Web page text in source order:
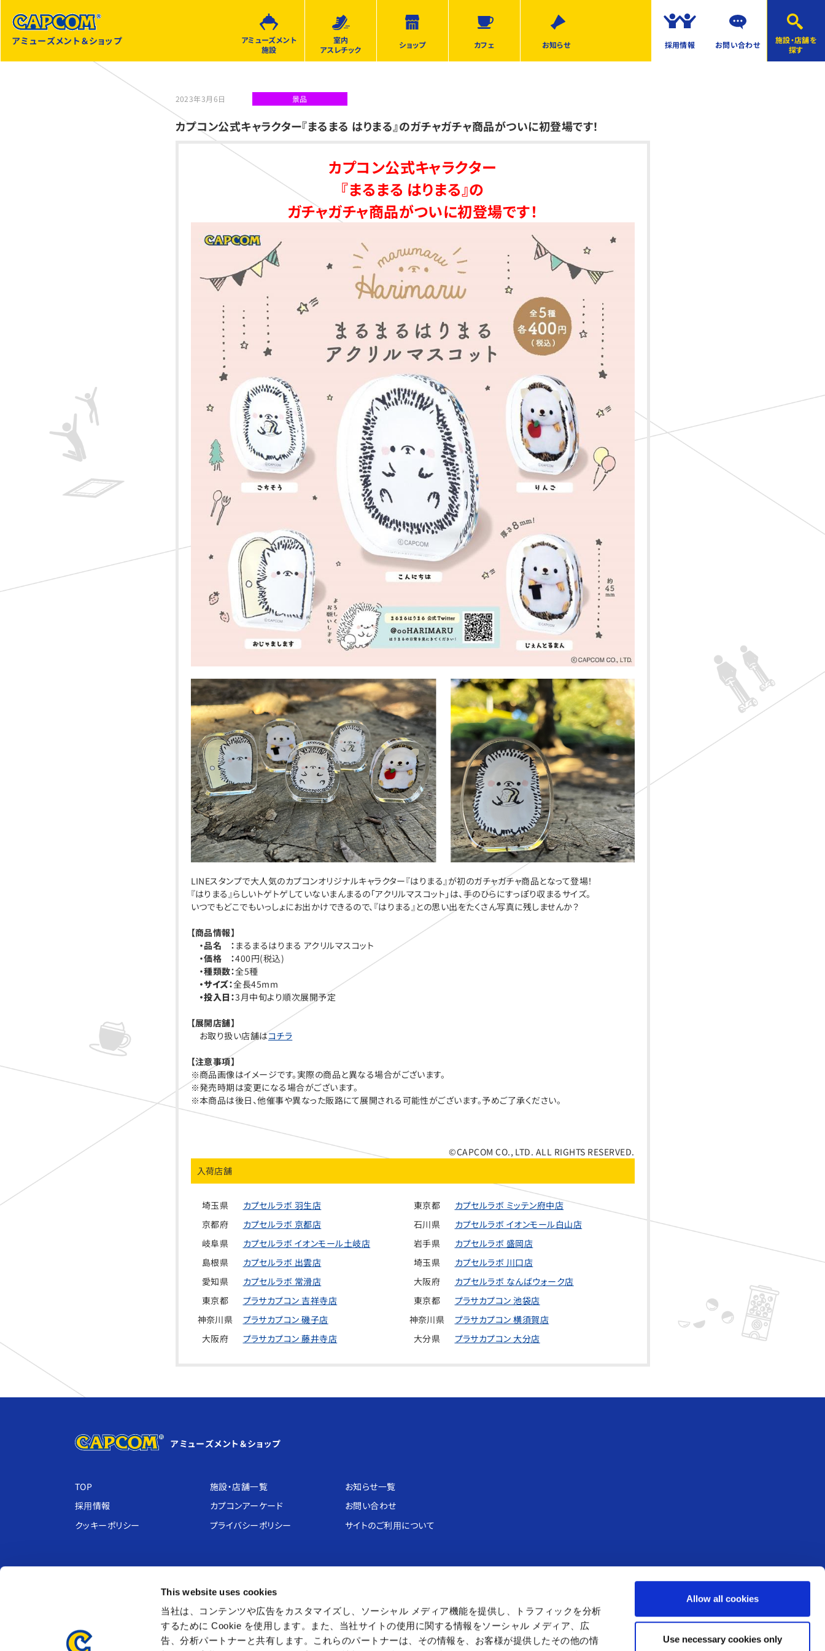
This website uses cookies
当社は、コンテンツや広告をカスタマイズし、ソーシャル メディア機能を提供し、トラフィックを分析
するために Cookie を使用します。また、当社サイトの使用に関する情報をソーシャル メディア、広
告、分析パートナーと共有します。これらのパートナーは、その情報を、お客様が提供したその他の情
Allow all cookies
Use necessary cookies only
アミューズメント＆ショップ
施設・店舗を
探す
アミューズメント
施設
室内
アスレチック
ショップ カフェ お知らせ 採用情報 お問い合わせ
2023年3月6日 景品
カプコン公式キャラクター『まるまる はりまる』のガチャガチャ商品がついに初登場です！
カプコン公式キャラクター
『まるまる はりまる』の
ガチャガチャ商品がついに初登場です！
LINEスタンプで大人気のカプコンオリジナルキャラクター『はりまる』が初のガチャガチャ商品となって登場！
『はりまる』らしいトゲトゲしていないまんまるの「アクリルマスコット」は、手のひらにすっぽり収まるサイズ。
いつでもどこでもいっしょにお出かけできるので、『はりまる』との思い出をたくさん写真に残しませんか？
【商品情報】
・品名 ： まるまるはりまる アクリルマスコット
・価格 ：400円(税込)
・種類数：全5種
・サイズ：全長45mm
・投入日：3月中旬より順次展開予定
【展開店舗】
お取り扱い店舗はコチラ
【注意事項】
※商品画像はイメージです。実際の商品と異なる場合がございます。
※発売時期は変更になる場合がございます。
※本商品は後日、他催事や異なった販路にて展開される可能性がございます。予めご了承ください。
©CAPCOM CO., LTD. ALL RIGHTS RESERVED.
入荷店舗
埼玉県 カプセルラボ 羽生店 東京都
カプセルラボ ミッテン府中店
京都府
カプセルラボ 京都店 石川県
カプセルラボ イオンモール白山店
岐阜県
カプセルラボ イオンモール土岐店 岩手県
カプセルラボ 盛岡店
島根県
カプセルラボ 出雲店 埼玉県
カプセルラボ 川口店
愛知県
カプセルラボ 常滑店 大阪府
カプセルラボ なんばウォーク店
東京都
プラサカプコン 吉祥寺店 東京都
プラサカプコン 池袋店
神奈川県
プラサカプコン 磯子店 神奈川県
プラサカプコン 横須賀店
大阪府
プラサカプコン 藤井寺店 大分県 プラサカプコン 大分店
アミューズメント＆ショップ
TOP 施設・店舗⼀覧
お知らせ⼀覧
採⽤情報
カプコンアーケード
お問い合わせ
クッキーポリシー
プライバシーポリシー サイトのご利⽤について
CAPCOMIX
あそび王国ぴぃかぁぶぅ
Kids BANeT
キャラカプ
カプセルラボ
お知らせ
からのお知らせ
店舗からのお知らせ